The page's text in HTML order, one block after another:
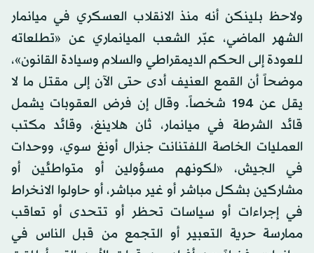
ولاحظ بلينكن أنه منذ الانقلاب العسكري في ميانمار
الشهر الماضي، عبّر الشعب الميانماري عن «تطلعاته
للعودة إلى الحكم الديمقراطي والسلام وسيادة القانون»،
موضحاً أن القمع العنيف أدى حتى الآن إلى مقتل ما لا
يقل عن 194 شخصاً. وقال إن فرض العقوبات يشمل
قائد الشرطة في ميانمار، ثان هلاينغ، وقائد مكتب
العمليات الخاصة اللفتنانت جنرال أونغ سوي، ووحدات
في الجيش، «لكونهم مسؤولين أو متواطئين أو
مشاركين بشكل مباشر أو غير مباشر، أو حاولوا الانخراط
في إجراءات أو سياسات تحظر أو تتحدى أو تعاقب
ممارسة حرية التعبير أو التجمع من قبل الناس في